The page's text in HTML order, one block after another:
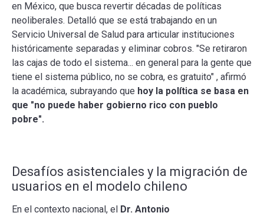
en México, que busca revertir décadas de políticas
neoliberales. Detalló que se está trabajando en un
Servicio Universal de Salud para articular instituciones
históricamente separadas y eliminar cobros. "Se retiraron
las cajas de todo el sistema... en general para la gente que
tiene el sistema público, no se cobra, es gratuito" , afirmó
la académica, subrayando que hoy la política se basa en
que "no puede haber gobierno rico con pueblo
pobre".
Desafíos asistenciales y la migración de
usuarios en el modelo chileno
En el contexto nacional, el Dr. Antonio